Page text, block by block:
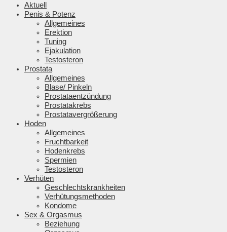
Aktuell
Penis & Potenz
Allgemeines
Erektion
Tuning
Ejakulation
Testosteron
Prostata
Allgemeines
Blase/ Pinkeln
Prostataentzündung
Prostatakrebs
Prostatavergrößerung
Hoden
Allgemeines
Fruchtbarkeit
Hodenkrebs
Spermien
Testosteron
Verhüten
Geschlechtskrankheiten
Verhütungsmethoden
Kondome
Sex & Orgasmus
Beziehung